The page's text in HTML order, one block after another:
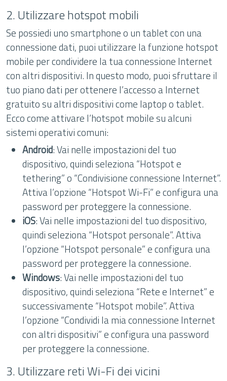
2. Utilizzare hotspot mobili
Se possiedi uno smartphone o un tablet con una
connessione dati, puoi utilizzare la funzione hotspot
mobile per condividere la tua connessione Internet
con altri dispositivi. In questo modo, puoi sfruttare il
tuo piano dati per ottenere l’accesso a Internet
gratuito su altri dispositivi come laptop o tablet.
Ecco come attivare l’hotspot mobile su alcuni
sistemi operativi comuni:
Android: Vai nelle impostazioni del tuo
dispositivo, quindi seleziona “Hotspot e
tethering” o “Condivisione connessione Internet”.
Attiva l’opzione “Hotspot Wi-Fi” e configura una
password per proteggere la connessione.
iOS: Vai nelle impostazioni del tuo dispositivo,
quindi seleziona “Hotspot personale”. Attiva
l’opzione “Hotspot personale” e configura una
password per proteggere la connessione.
Windows: Vai nelle impostazioni del tuo
dispositivo, quindi seleziona “Rete e Internet” e
successivamente “Hotspot mobile”. Attiva
l’opzione “Condividi la mia connessione Internet
con altri dispositivi” e configura una password
per proteggere la connessione.
3. Utilizzare reti Wi-Fi dei vicini